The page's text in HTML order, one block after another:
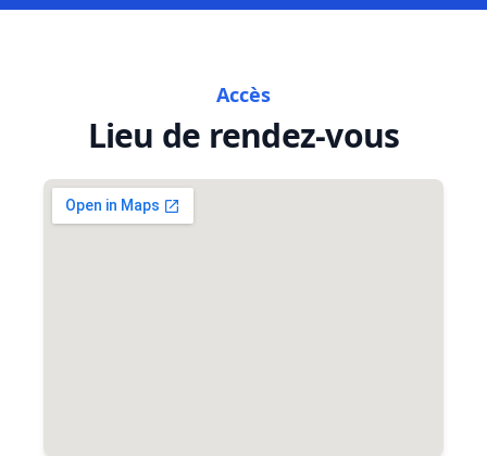
Accès
Lieu de rendez-vous